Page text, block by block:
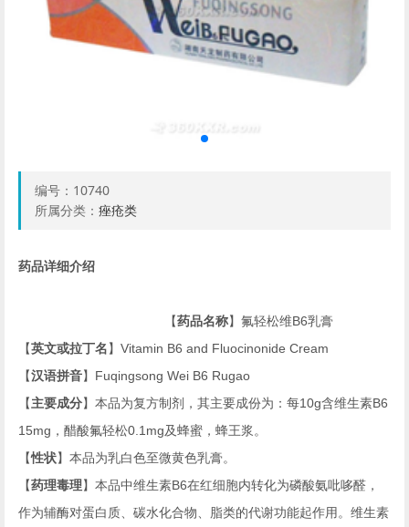
编号： 10740
所属分类： 痤疮类
药品详细介绍
【药品名称】氟轻松维B6乳膏
【英文或拉丁名】 Vitamin B6 and Fluocinonide Cream
【汉语拼音】 Fuqingsong Wei B6 Rugao
【主要成分】本品为复方制剂，其主要成份为：每10g含维生素B6
15mg ，醋酸氟轻松0.1mg及蜂蜜，蜂王浆。
【性状】本品为乳白色至微黄色乳膏。
【药理毒理】本品中维生素B6在红细胞内转化为磷酸氨吡哆醛，
作为辅酶对蛋白质、碳水化合物、脂类的代谢功能起作用。维生素